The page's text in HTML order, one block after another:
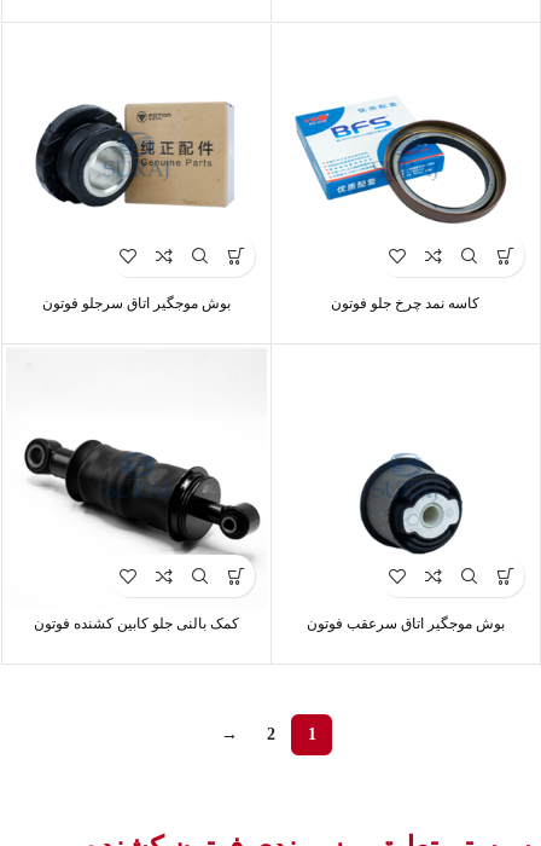
کاسه نمد چرخ جلو فوتون بوش موجگیر اتاق سرجلو فوتون
بوش موجگیر اتاق سرعقب فوتون کمک بالنی جلو کابین کشنده فوتون
1
2
→